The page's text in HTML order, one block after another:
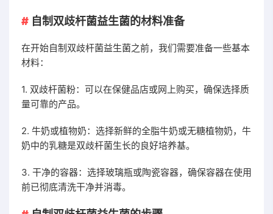
自制双歧杆菌益生菌的材料准备
在开始自制双歧杆菌益生菌之前，我们需要准备一些基本
材料：
1. 双歧杆菌粉：可以在保健品店或网上购买，确保选择质
量可靠的产品。
2. 牛奶或植物奶：选择新鲜的全脂牛奶或无糖植物奶，牛
奶中的乳糖是双歧杆菌生长的良好培养基。
3. 干净的容器：选择玻璃瓶或陶瓷容器，确保容器在使用
前已彻底清洗干净并消毒。